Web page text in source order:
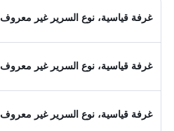
غرفة قياسية، نوع السرير غير معروف
غرفة قياسية، نوع السرير غير معروف
غرفة قياسية، نوع السرير غير معروف